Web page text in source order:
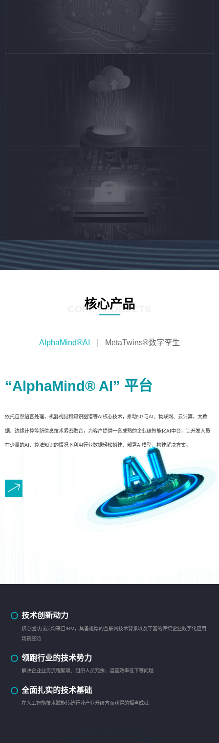
核心产品
CORE PRODUCTS
AlphaMind®AI MetaTwins®数字孪生
“AlphaMind® AI” 平台
依托自然语言处理，机器视觉和知识图谱等AI核心技术，推动5G与AI、物联网、云计算、大数
据、边缘计算等新信息技术紧密融合，为客户提供一套成熟的企业级智能化AI中台，让开发人员
在少量的AI、算法知识的情况下利用行业数据轻松搭建、部署AI模型，构建解决方案。
技术创新动力
核心团队成员均来自IBM，具备雄厚的互联网技术背景以及丰富的传统企业数字化应用
场景经验
领跑行业的技术势力
解决企业业务流程繁琐、组织人员冗余、运营效率低下等问题
全面扎实的技术基础
在人工智能技术赋能传统行业产业升级方面获得的相当成就